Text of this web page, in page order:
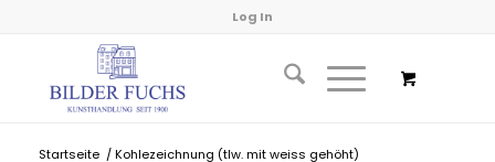
Log In
Startseite / Kohlezeichnung (tlw. mit weiss gehöht)